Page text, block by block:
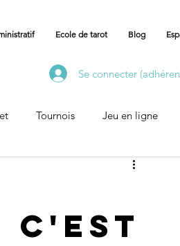
Ecole de tarot Blog
Se connecter
Tournois Jeu en ligne
c'est